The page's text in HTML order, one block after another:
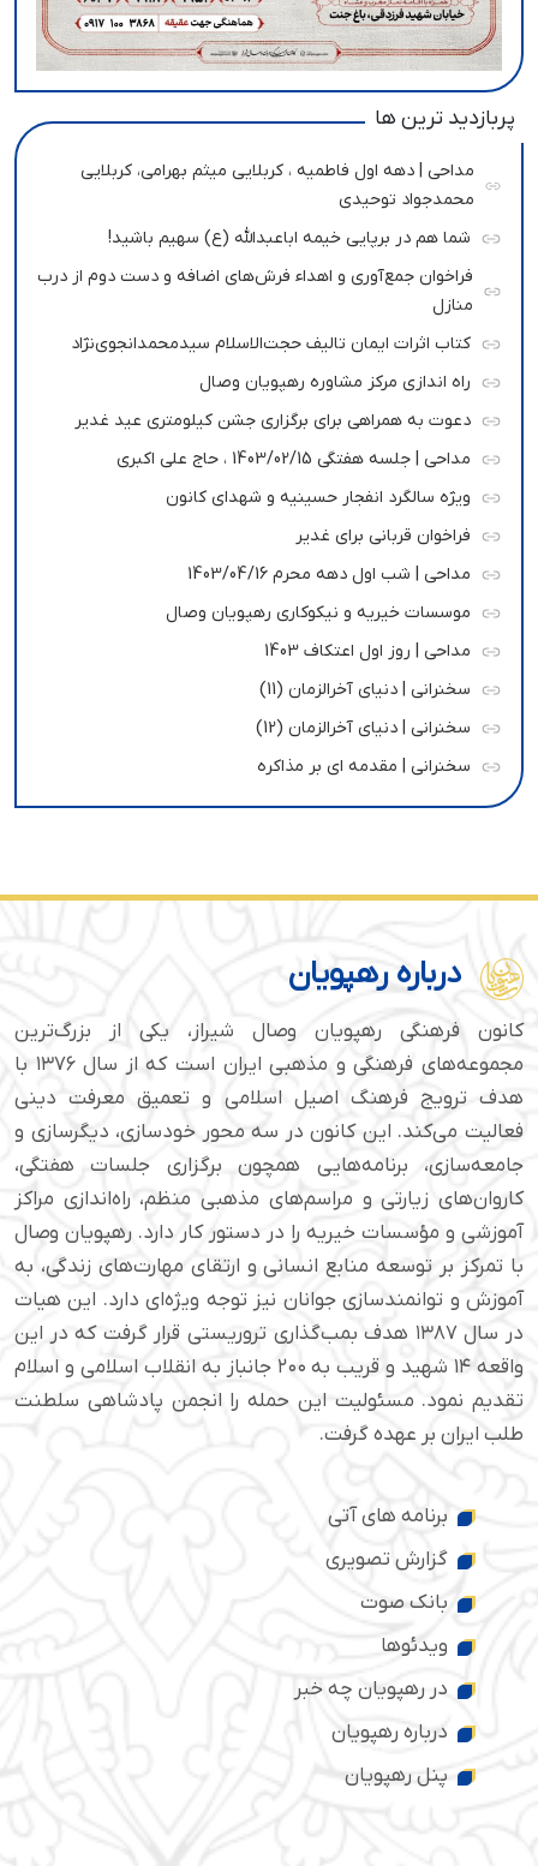
پربازدید ترین ها
مداحی | دهه اول فاطمیه ، کربلایی میثم بهرامی، کربلایی
محمدجواد توحیدی
شما هم در برپایی خیمه اباعبدالله (ع) سهیم باشید!
فراخوان جمع‌آوری و اهداء فرش‌های اضافه و دست دوم از درب
منازل
کتاب اثرات ایمان تالیف حجت‌الاسلام سیدمحمدانجوی‌نژاد
راه اندازی مرکز مشاوره رهپویان وصال
دعوت به همراهی برای برگزاری جشن کیلومتری عید غدیر
مداحی | جلسه هفتگی 1403/02/15 ، حاج علی اکبری
ویژه سالگرد انفجار حسینیه و شهدای کانون
فراخوان قربانی برای غدیر
مداحی | شب اول دهه محرم 1403/04/16
موسسات خیریه و نیکوکاری رهپویان وصال
مداحی | روز اول اعتکاف 1403
سخنرانی | دنیای آخرالزمان (11)
سخنرانی | دنیای آخرالزمان (12)
سخنرانی | مقدمه ای بر مذاکره
درباره رهپویان
کانون فرهنگی رهپویان وصال شیراز، یکی از بزرگ‌ترین
مجموعه‌های فرهنگی و مذهبی ایران است که از سال ۱۳۷۶ با
هدف ترویج فرهنگ اصیل اسلامی و تعمیق معرفت دینی
فعالیت می‌کند. این کانون در سه محور خودسازی، دیگرسازی و
جامعه‌سازی، برنامه‌هایی همچون برگزاری جلسات هفتگی،
کاروان‌های زیارتی و مراسم‌های مذهبی منظم، راه‌اندازی مراکز
آموزشی و مؤسسات خیریه را در دستور کار دارد. رهپویان وصال
با تمرکز بر توسعه منابع انسانی و ارتقای مهارت‌های زندگی، به
آموزش و توانمندسازی جوانان نیز توجه ویژه‌ای دارد. این هیات
در سال ۱۳۸۷ هدف بمب‌گذاری تروریستی قرار گرفت که در این
واقعه ۱۴ شهید و قریب به ۲۰۰ جانباز به انقلاب اسلامی و اسلام
تقدیم نمود. مسئولیت این حمله را انجمن پادشاهی سلطنت
طلب ایران بر عهده گرفت.
برنامه های آتی
گزارش تصویری
بانک صوت
ویدئوها
در رهپویان چه خبر
درباره رهپویان
پنل رهپویان